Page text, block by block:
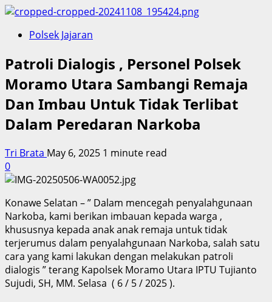
Polsek Jajaran
Patroli Dialogis , Personel Polsek
Moramo Utara Sambangi Remaja
Dan Imbau Untuk Tidak Terlibat
Dalam Peredaran Narkoba
Tri Brata May 6, 2025 1 minute read
0
Konawe Selatan – ” Dalam mencegah penyalahgunaan
Narkoba, kami berikan imbauan kepada warga ,
khususnya kepada anak anak remaja untuk tidak
terjerumus dalam penyalahgunaan Narkoba, salah satu
cara yang kami lakukan dengan melakukan patroli
dialogis ” terang Kapolsek Moramo Utara IPTU Tujianto
Sujudi, SH, MM. Selasa ( 6 / 5 / 2025 ).